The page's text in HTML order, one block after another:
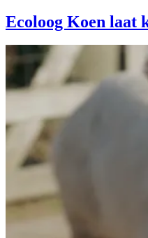
Ecoloog Koen laat